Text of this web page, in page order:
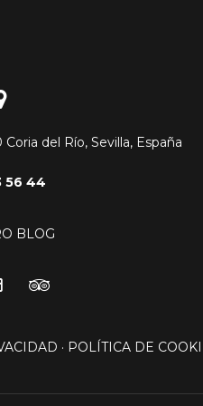
del Río, Sevilla, España
56 44
BLOG
· POLÍTICA DE